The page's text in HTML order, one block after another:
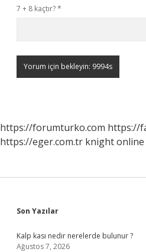
7 + 8 kaçtır?*
https://forumturko.com https://
https://eger.com.tr knight online
Sidebar
Son Yazılar
Kalp kası nedir nerelerde bulunur ?
Ağustos 7, 2026